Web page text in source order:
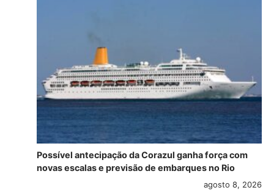
Possível antecipação da Corazul ganha força com
novas escalas e previsão de embarques no Rio
agosto 8, 2026